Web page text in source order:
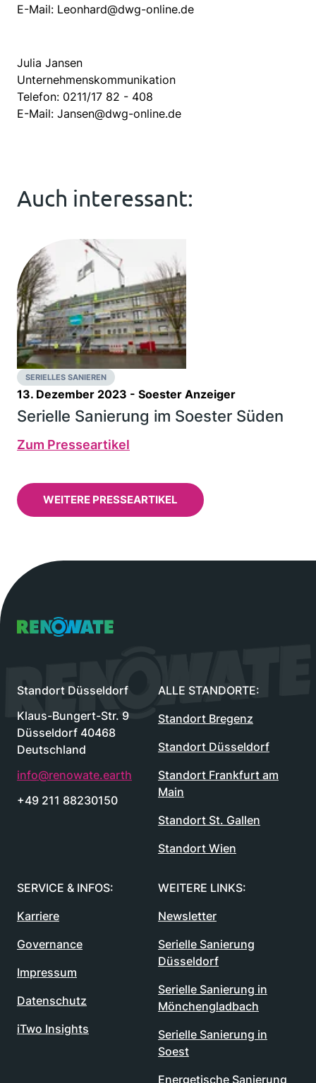
E-Mail: Leonhard@dwg-online.de
Julia Jansen
Unternehmenskommunikation
Telefon: 0211/17 82 - 408
E-Mail: Jansen@dwg-online.de
Auch interessant:
SERIELLES SANIEREN
13. Dezember 2023 - Soester Anzeiger
Serielle Sanierung im Soester Süden
Zum Presseartikel
WEITERE PRESSEARTIKEL
Renowate Logo
Standort Düsseldorf
Klaus-Bungert-Str. 9
Düsseldorf 40468
Deutschland
info@renowate.earth
+49 211 88230150
ALLE STANDORTE:
Standort Bregenz
Standort Düsseldorf
Standort Frankfurt am
Main
Standort St. Gallen
Standort Wien
SERVICE & INFOS:
Karriere
Governance
Impressum
Datenschutz
iTwo Insights
WEITERE LINKS:
Newsletter
Serielle Sanierung
Düsseldorf
Serielle Sanierung in
Mönchengladbach
Serielle Sanierung in
Soest
Energetische Sanierung